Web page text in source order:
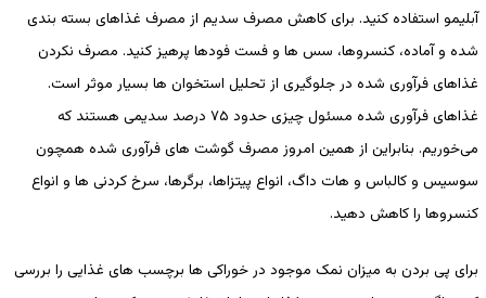
آبلیمو استفاده کنید. برای کاهش مصرف سدیم از مصرف غذاهای بسته بندی
شده و آماده، کنسروها، سس ها و فست فودها پرهیز کنید. مصرف نکردن
غذاهای فرآوری شده در جلوگیری از تحلیل استخوان ها بسیار موثر است.
غذاهای فرآوری شده مسئول چیزی حدود ۷۵ درصد سدیمی هستند که
می‌خوریم. بنابراین از همین امروز مصرف گوشت های فرآوری شده همچون
سوسیس و کالباس و هات داگ، انواع پیتزاها، برگرها، سرخ کردنی ها و انواع
کنسروها را کاهش دهید.
برای پی بردن به میزان نمک موجود در خوراکی ها برچسب های غذایی را بررسی